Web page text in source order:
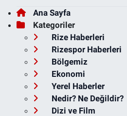
Ana Sayfa
Kategoriler
Rize Haberleri
Rizespor Haberleri
Bölgemiz
Ekonomi
Yerel Haberler
Nedir? Ne Değildir?
Dizi ve Film